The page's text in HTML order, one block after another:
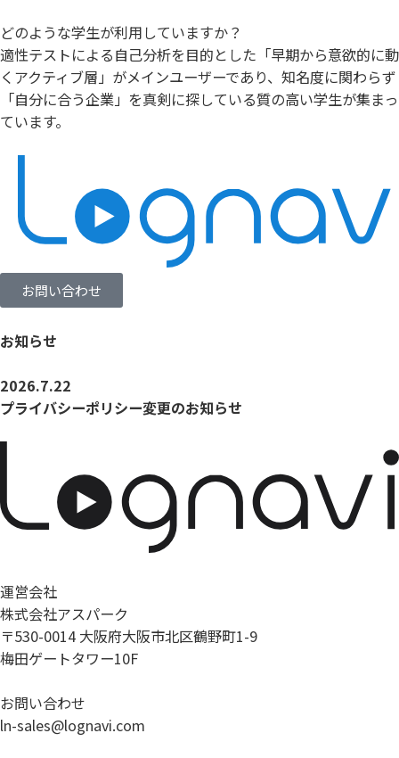
どのような学生が利用していますか？
適性テストによる自己分析を目的とした「早期から意欲的に動
くアクティブ層」がメインユーザーであり、知名度に関わらず
「自分に合う企業」を真剣に探している質の高い学生が集まっ
ています。
お問い合わせ
お知らせ
2026.7.22
プライバシーポリシー変更のお知らせ
運営会社
株式会社アスパーク
〒530-0014 大阪府大阪市北区鶴野町1-9
梅田ゲートタワー10F
お問い合わせ
ln-sales@lognavi.com